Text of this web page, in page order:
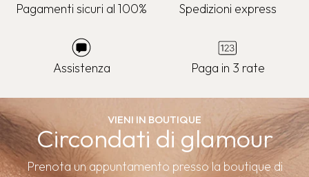
Pagamenti sicuri al 100% Spedizioni express
Assistenza Paga in 3 rate
VIENI IN BOUTIQUE
Circondati di glamour
Prenota un appuntamento presso la boutique di